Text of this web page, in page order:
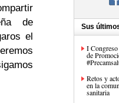
de
el
Sus
I
de
Retos y
en la
sanitaria